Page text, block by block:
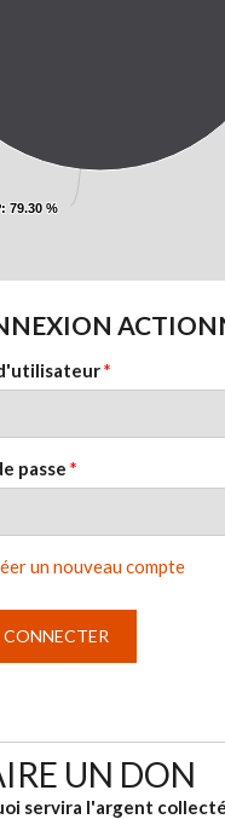
: 79.30 %
: 79.30 %
*
passe *
un nouveau compte
UN DON
servira l'argent